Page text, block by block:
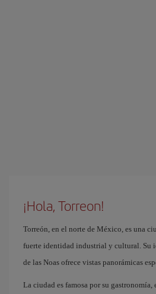
¡Hola, Torreon!
Torreón, en el norte de México, es una
fuerte identidad industrial y cultural. Su
de las Noas ofrece vistas panorámicas
La ciudad es famosa por su gastronomía,